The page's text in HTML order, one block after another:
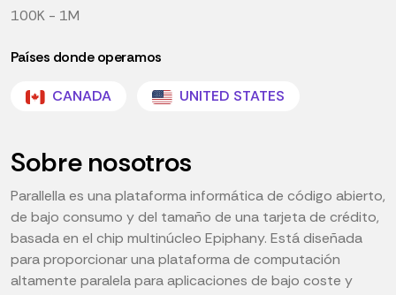
100K - 1M
Países donde operamos
CANADA UNITED STATES
Sobre nosotros
Parallella es una plataforma informática de código abierto,
de bajo consumo y del tamaño de una tarjeta de crédito,
basada en el chip multinúcleo Epiphany. Está diseñada
para proporcionar una plataforma de computación
altamente paralela para aplicaciones de bajo coste y